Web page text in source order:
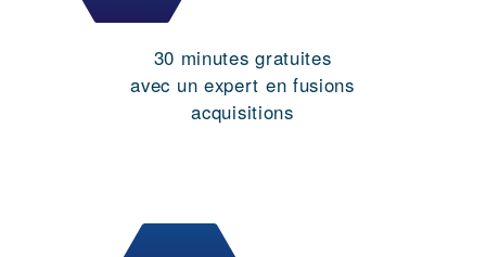
30 minutes gratuites
avec un expert en fusions
acquisitions